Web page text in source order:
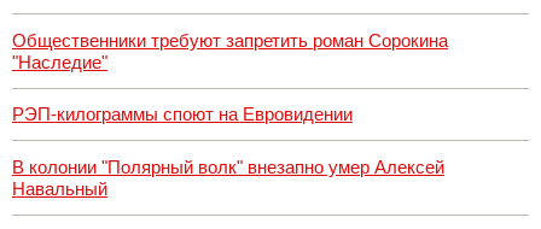
Общественники требуют запретить роман Сорокина
"Наследие"
РЭП-килограммы споют на Евровидении
В колонии "Полярный волк" внезапно умер Алексей
Навальный